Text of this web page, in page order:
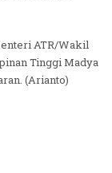
ATR/Wakil
Tinggi Madya
(Arianto)